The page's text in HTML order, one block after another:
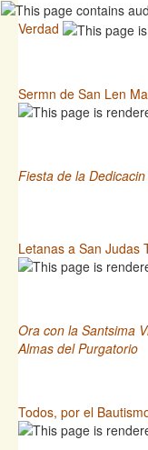
Verdad
Sermn de San Len
Fiesta de la
Letanas a San Judas
Ora con la Santsima
Almas del Purgatorio
Todos, por el